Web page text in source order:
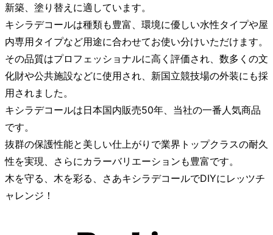
新築、塗り替えに適しています。
キシラデコールは種類も豊富、環境に優しい水性タイプや屋
内専用タイプなど用途に合わせてお使い分けいただけます。
その品質はプロフェッショナルに高く評価され、数多くの文
化財や公共施設などに使用され、新国立競技場の外装にも採
用されました。
キシラデコールは日本国内販売50年、当社の一番人気商品
です。
抜群の保護性能と美しい仕上がりで業界トップクラスの耐久
性を実現、さらにカラーバリエーションも豊富です。
木を守る、木を彩る、さあキシラデコールでDIYにレッツチ
ャレンジ！